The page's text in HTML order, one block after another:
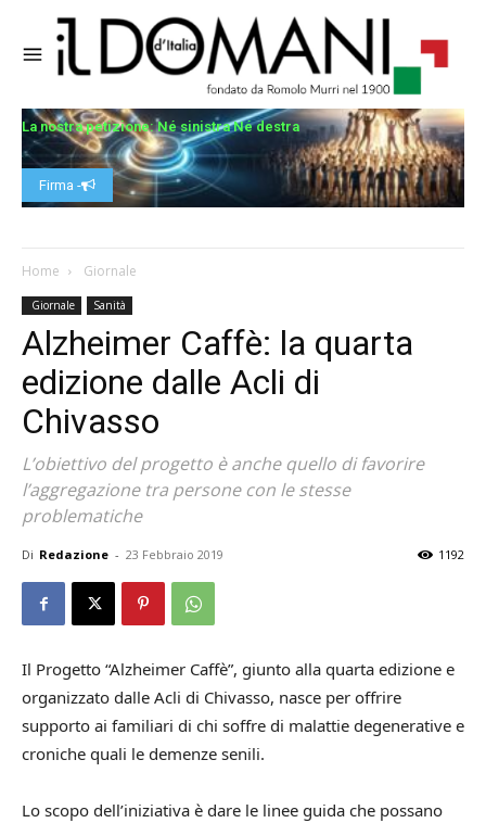
La nostra petizione: Né sinistra Né destra
Firma -
Home Giornale
Giornale Sanità
Alzheimer Caffè: la quarta
edizione dalle Acli di
Chivasso
L’obiettivo del progetto è anche quello di favorire
l’aggregazione tra persone con le stesse
problematiche
Di Redazione - 23 Febbraio 2019 1192
Il Progetto “Alzheimer Caffè”, giunto alla quarta edizione e
organizzato dalle Acli di Chivasso, nasce per offrire
supporto ai familiari di chi soffre di malattie degenerative e
croniche quali le demenze senili.
Lo scopo dell’iniziativa è dare le linee guida che possano